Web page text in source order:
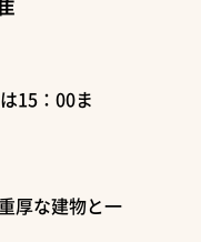
：00ま
厚な建物と一